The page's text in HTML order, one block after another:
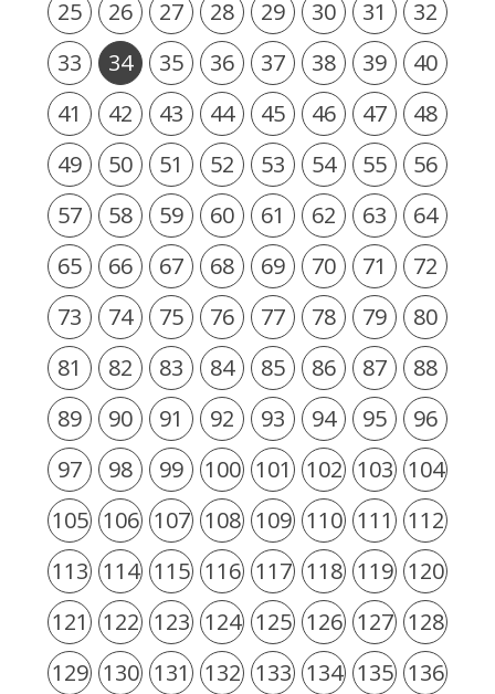
25
26 27 28 29 30 31
32
33
34 35 36 37 38 39
40
41
42 43 44 45 46 47
48
49
50 51 52 53 54 55
56
57
58 59 60 61 62 63
64
65
66 67 68 69 70 71
72
73
74 75 76 77 78 79
80
81
82 83 84 85 86 87
88
89
90 91 92 93 94 95
96
97
98 99 100 101 102 103 104
105 106 107 108 109 110 111 112
113 114 115 116 117 118 119 120
121 122 123 124 125 126 127 128
129 130 131 132 133 134 135 136